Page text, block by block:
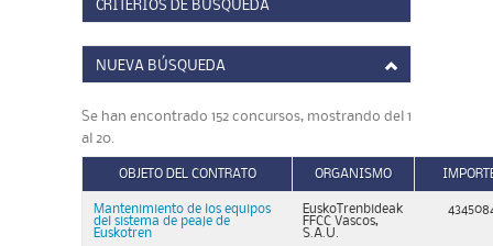
CRITERIOS DE BÚSQUEDA
NUEVA BÚSQUEDA
Se han encontrado 152 concursos, mostrando del 1
al 20.
OBJETO DEL CONTRATO ORGANISMO
Mantenimiento de los equipos
del sistema de peaje de
Euskotren
EuskoTrenbideak
FFCC Vascos,
S.A.U.